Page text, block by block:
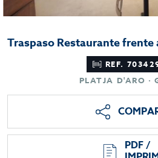
Traspaso Restaurante frente
REF.
PLATJA D'ARO ·
PDF /